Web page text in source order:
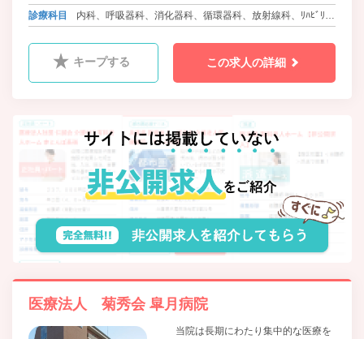
JR東海道本線 吹田駅 徒歩15分
診療科目
内科、呼吸器科、消化器科、循環器科、放射線科、ﾘﾊﾋﾞﾘﾃｰ
キープする この求人の詳細
医療法人 菊秀会 皐月病院
当院は長期にわたり集中的な医療を